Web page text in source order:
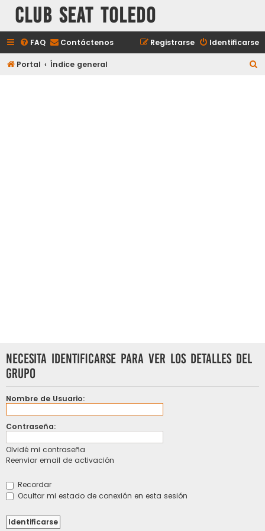
Club Seat Toledo
FAQ Contáctenos Identificarse
Registrarse
Portal Índice general
Necesita identificarse para ver los detalles del
grupo
Nombre de Usuario:
Contraseña:
Olvidé mi contraseña
Reenviar email de activación
Recordar
Ocultar mi estado de conexión en esta sesión